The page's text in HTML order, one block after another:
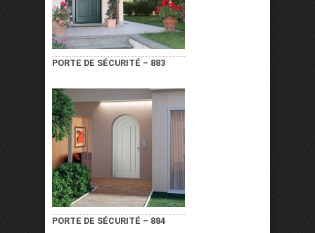
PORTE DE SÉCURITÉ – 883
PORTE DE SÉCURITÉ – 884